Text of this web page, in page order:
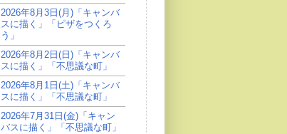
2026年8月3日(月)「キャンバ
スに描く」「ピザをつくろ
う」
2026年8月2日(日)「キャンバ
スに描く」「不思議な町」
2026年8月1日(土)「キャンバ
スに描く」「不思議な町」
2026年7月31日(金)「キャン
バスに描く」「不思議な町」